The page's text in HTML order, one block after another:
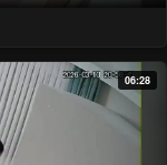
06:28